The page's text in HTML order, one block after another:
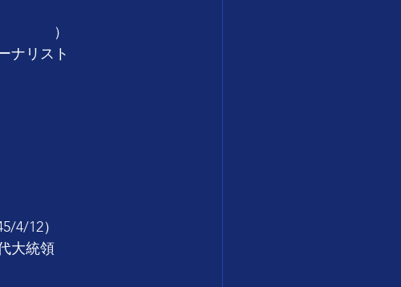
　）
ト
12）
領